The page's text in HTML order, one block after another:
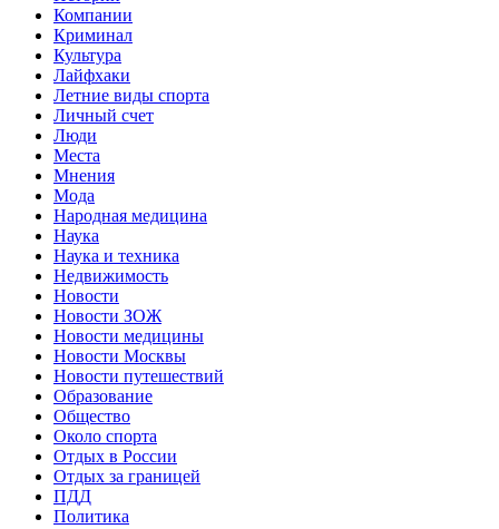
Компании
Криминал
Культура
Лайфхаки
Летние виды спорта
Личный счет
Люди
Места
Мнения
Мода
Народная медицина
Наука
Наука и техника
Недвижимость
Новости
Новости ЗОЖ
Новости медицины
Новости Москвы
Новости путешествий
Образование
Общество
Около спорта
Отдых в России
Отдых за границей
ПДД
Политика